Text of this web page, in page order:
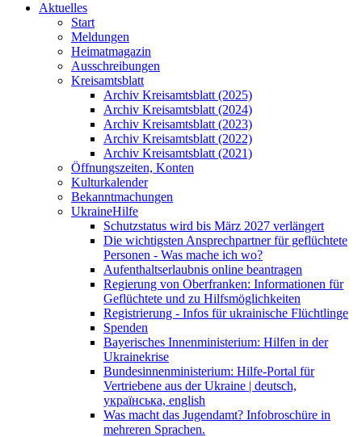
Aktuelles
Start
Meldungen
Heimatmagazin
Ausschreibungen
Kreisamtsblatt
Archiv Kreisamtsblatt (2025)
Archiv Kreisamtsblatt (2024)
Archiv Kreisamtsblatt (2023)
Archiv Kreisamtsblatt (2022)
Archiv Kreisamtsblatt (2021)
Öffnungszeiten, Konten
Kulturkalender
Bekanntmachungen
UkraineHilfe
Schutzstatus wird bis März 2027 verlängert
Die wichtigsten Ansprechpartner für geflüchtete
Personen - Was mache ich wo?
Aufenthaltserlaubnis online beantragen
Regierung von Oberfranken: Informationen für
Geflüchtete und zu Hilfsmöglichkeiten
Registrierung - Infos für ukrainische Flüchtlinge
Spenden
Bayerisches Innenministerium: Hilfen in der
Ukrainekrise
Bundesinnenministerium: Hilfe-Portal für
Vertriebene aus der Ukraine | deutsch,
українська, english
Was macht das Jugendamt? Infobroschüre in
mehreren Sprachen.